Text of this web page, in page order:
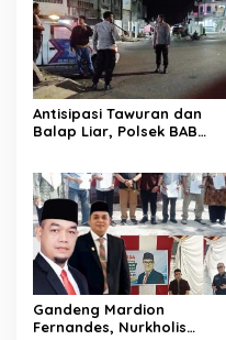
Antisipasi Tawuran dan
Balap Liar, Polsek BAB
Gandeng Mardion
Fernandes, Nurkholis